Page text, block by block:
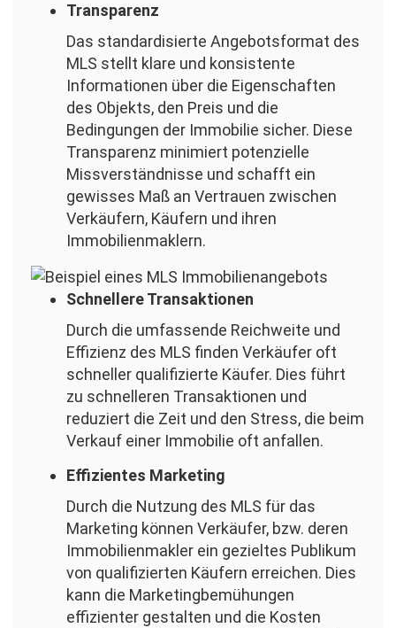
Transparenz
Das standardisierte Angebotsformat des
MLS stellt klare und konsistente
Informationen über die Eigenschaften
des Objekts, den Preis und die
Bedingungen der Immobilie sicher. Diese
Transparenz minimiert potenzielle
Missverständnisse und schafft ein
gewisses Maß an Vertrauen zwischen
Verkäufern, Käufern und ihren
Immobilienmaklern.
Bild
Schnellere Transaktionen
Durch die umfassende Reichweite und
Effizienz des MLS finden Verkäufer oft
schneller qualifizierte Käufer. Dies führt
zu schnelleren Transaktionen und
reduziert die Zeit und den Stress, die beim
Verkauf einer Immobilie oft anfallen.
Effizientes Marketing
Durch die Nutzung des MLS für das
Marketing können Verkäufer, bzw. deren
Immobilienmakler ein gezieltes Publikum
von qualifizierten Käufern erreichen. Dies
kann die Marketingbemühungen
effizienter gestalten und die Kosten